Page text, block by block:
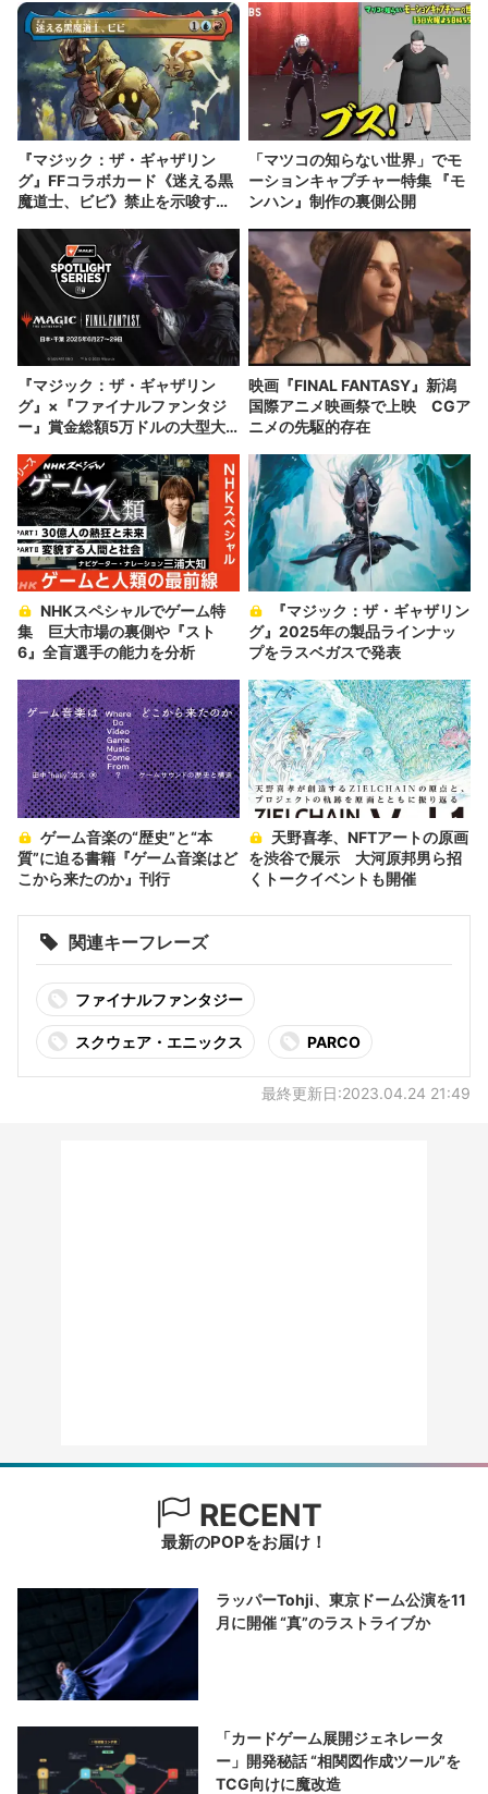
『マジック：ザ・ギャザリン
グ』FFコラボカード《迷える黒
魔道士、ビビ》禁止を示唆する
「マツコの知らない世界」でモ
ーションキャプチャー特集 『モ
ンハン』制作の裏側公開
『マジック：ザ・ギャザリン
グ』×『ファイナルファンタジ
ー』賞金総額5万ドルの大型大
映画『FINAL FANTASY』新潟
国際アニメ映画祭で上映 CGア
ニメの先駆的存在
集 巨大市場の裏側や『スト
6』全盲選手の能力を分析
グ』2025年の製品ラインナッ
プをラスベガスで発表
質”に迫る書籍『ゲーム音楽はど
こから来たのか』刊行
を渋谷で展示 大河原邦男ら招
くトークイベントも開催
関連キーフレーズ
ファイナルファンタジー
スクウェア・エニックス PARCO
最終更新日:2023.04.24 21:49
RECENT
最新のPOPをお届け！
ラッパーTohji、東京ドーム公演を11
月に開催 “真”のラストライブか
「カードゲーム展開ジェネレータ
ー」開発秘話 “相関図作成ツール”を
TCG向けに魔改造